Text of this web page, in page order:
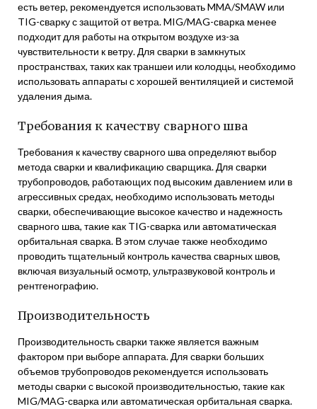
есть ветер, рекомендуется использовать MMA/SMAW или
TIG-сварку с защитой от ветра. MIG/MAG-сварка менее
подходит для работы на открытом воздухе из-за
чувствительности к ветру. Для сварки в замкнутых
пространствах, таких как траншеи или колодцы, необходимо
использовать аппараты с хорошей вентиляцией и системой
удаления дыма.
Требования к качеству сварного шва
Требования к качеству сварного шва определяют выбор
метода сварки и квалификацию сварщика. Для сварки
трубопроводов, работающих под высоким давлением или в
агрессивных средах, необходимо использовать методы
сварки, обеспечивающие высокое качество и надежность
сварного шва, такие как TIG-сварка или автоматическая
орбитальная сварка. В этом случае также необходимо
проводить тщательный контроль качества сварных швов,
включая визуальный осмотр, ультразвуковой контроль и
рентгенографию.
Производительность
Производительность сварки также является важным
фактором при выборе аппарата. Для сварки больших
объемов трубопроводов рекомендуется использовать
методы сварки с высокой производительностью, такие как
MIG/MAG-сварка или автоматическая орбитальная сварка.